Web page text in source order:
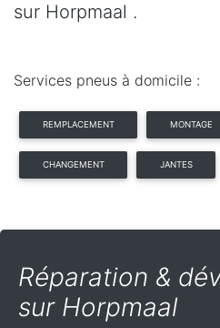
sur Horpmaal .
Services pneus à domicile :
REMPLACEMENT MONTAGE
CHANGEMENT JANTES
Réparation &
sur Horpmaal